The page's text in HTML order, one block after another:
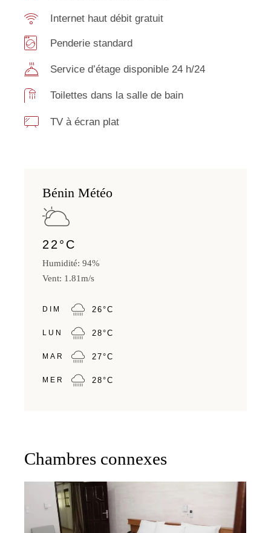
Internet haut débit gratuit
Penderie standard
Service d’étage disponible 24 h/24
Toilettes dans la salle de bain
TV à écran plat
Bénin Météo
22 ° C
Humidité: 94%
Vent: 1.81m/s
DIM 26°C
LUN 28°C
MAR 27°C
MER 28°C
Chambres connexes